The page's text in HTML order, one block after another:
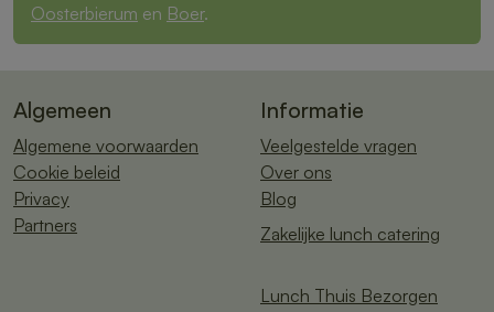
Oosterbierum en Boer.
Algemeen
Algemene voorwaarden
Cookie beleid
Privacy
Partners
Informatie
Veelgestelde vragen
Over ons
Blog
Zakelijke lunch catering
Lunch Thuis Bezorgen